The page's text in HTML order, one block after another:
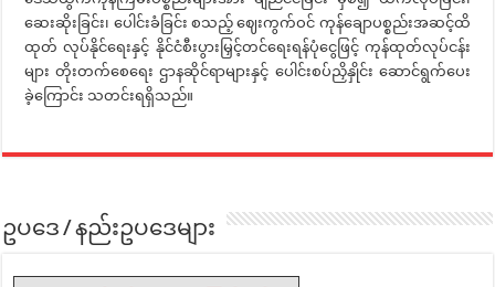
ဆေးဆိုးခြင်း၊ ပေါင်းခံခြင်း စသည့် ဈေးကွက်ဝင် ကုန်ချောပစ္စည်းအဆင့်ထိ
ထုတ် လုပ်နိုင်ရေးနှင့် နိုင်ငံစီးပွားမြှင့်တင်ရေးရန်ပုံငွေဖြင့် ကုန်ထုတ်လုပ်ငန်း
များ တိုးတက်စေရေး ဌာနဆိုင်ရာများနှင့် ပေါင်းစပ်ညှိနှိုင်း ဆောင်ရွက်ပေး
ခဲ့ကြောင်း သတင်းရရှိသည်။
ဥပဒေ / နည်းဥပဒေများ